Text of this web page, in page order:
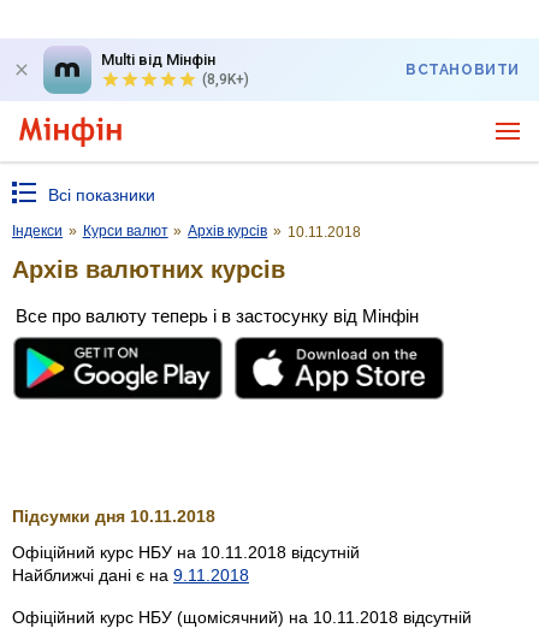
Multi від Мінфін
(8,9K+)
ВСТАНОВИТИ
Всі показники
Індекси » Курси валют » Архів курсів » 10.11.2018
Архів валютних курсів
Все про валюту теперь і в застосунку від Мінфін
Підсумки дня 10.11.2018
Офіційний курс НБУ на 10.11.2018 відсутній
Найближчі дані є на 9.11.2018
Офіційний курс НБУ (щомісячний) на 10.11.2018 відсутній